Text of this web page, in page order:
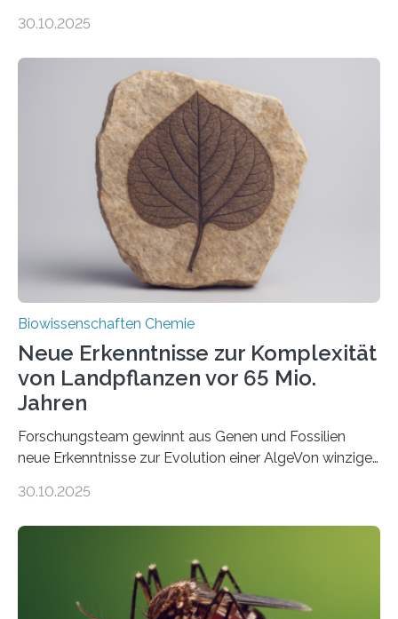
erfüllen können, müssen zahlreiche Enzyme präzise in
der Ruhr-Universität Bochum um Prof. Dr. Ralf Erdmann
und Dr. Ismaila Francis Yusuf hat nun einen bislang
unbekannten Qualitätskontrollmechanismus des
peroxisomalen Proteintransports in der Bäckerhefe
Saccharomyces cerevisiae entdeckt, der für die
Funktionsfähigkeit der Organellen entscheidend ist. Die
Studie wurde am 28. Oktober 2025 in der
Fachzeitschrift…
30.10.2025
Biowissenschaften Chemie
Neue Erkenntnisse zur Komplexität
von Landpflanzen vor 65 Mio.
Jahren
Forschungsteam gewinnt aus Genen und Fossilien
neue Erkenntnisse zur Evolution einer AlgeVon winzigen
Landpflanzen zählen zu den komplexesten
Grünalgen, die vor Hunderten von Millionen Jahren
lebten. Unter den Vorfahren sticht eine Gruppe heraus,
die noch heute in der Natur vorkommt: die
30.10.2025